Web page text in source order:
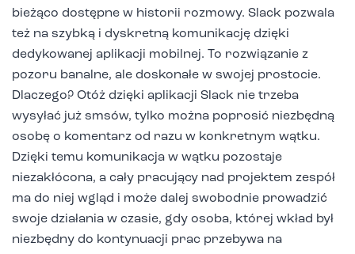
bieżąco dostępne w historii rozmowy. Slack pozwala
też na szybką i dyskretną komunikację dzięki
dedykowanej aplikacji mobilnej. To rozwiązanie z
pozoru banalne, ale doskonałe w swojej prostocie.
Dlaczego? Otóż dzięki aplikacji Slack nie trzeba
wysyłać już smsów, tylko można poprosić niezbędną
osobę o komentarz od razu w konkretnym wątku.
Dzięki temu komunikacja w wątku pozostaje
niezakłócona, a cały pracujący nad projektem zespół
ma do niej wgląd i może dalej swobodnie prowadzić
swoje działania w czasie, gdy osoba, której wkład był
niezbędny do kontynuacji prac przebywa na